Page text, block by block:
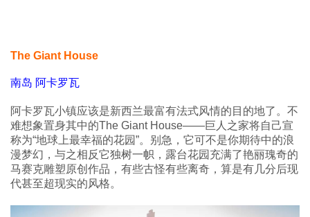
The Giant House
南岛 阿卡罗瓦
阿卡罗瓦小镇应该是新西兰最富有法式风情的目的地了。不
难想象置身其中的The Giant House——巨人之家将自己宣
称为“地球上最幸福的花园”。别急，它可不是你期待中的浪
漫梦幻，与之相反它独树一帜，露台花园充满了艳丽瑰奇的
马赛克雕塑原创作品，有些古怪有些离奇，算是有几分后现
代甚至超现实的风格。